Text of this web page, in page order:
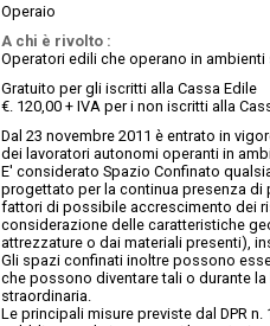
Operaio
A chi è rivolto :
Operatori edili che operano in
Gratuito per gli iscritti alla Cassa Edile
€. 120,00 + IVA per i non iscritti alla
Dal 23 novembre 2011 è entrato in
dei lavoratori autonomi operanti in
E' considerato Spazio Confinato
progettato per la continua presenza
fattori di possibile accrescimento dei
considerazione delle caratteristiche
attrezzature o dai materiali presenti),
Gli spazi confinati inoltre possono
che possono diventare tali o durante
straordinaria.
Le principali misure previste dal DPR